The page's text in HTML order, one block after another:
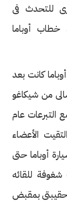
للتحدث فى
خطاب أوباما
كانت بعد
من شيكاغو
التبرعات عام
الأعضاء
أوباما حتى
للقائه
بمقبض